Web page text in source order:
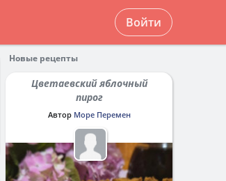
Войти
Новые рецепты
Цветаевский яблочный
пирог
Автор Море Перемен